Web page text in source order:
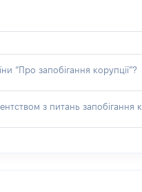
“Про запобігання корупції”?
з питань запобігання